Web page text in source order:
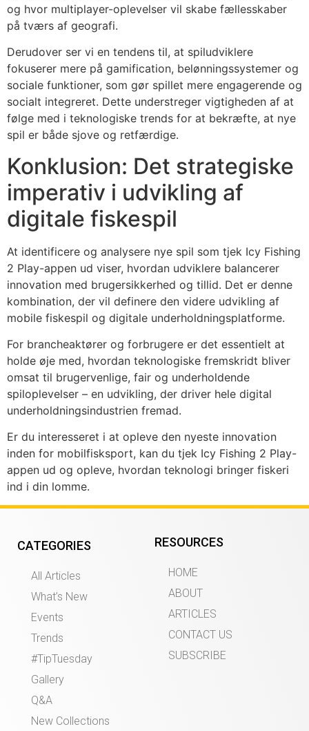
og hvor multiplayer-oplevelser vil skabe fællesskaber
på tværs af geografi.
Derudover ser vi en tendens til, at spiludviklere
fokuserer mere på gamification, belønningssystemer og
sociale funktioner, som gør spillet mere engagerende og
socialt integreret. Dette understreger vigtigheden af at
følge med i teknologiske trends for at bekræfte, at nye
spil er både sjove og retfærdige.
Konklusion: Det strategiske
imperativ i udvikling af
digitale fiskespil
At identificere og analysere nye spil som tjek Icy Fishing
2 Play-appen ud viser, hvordan udviklere balancerer
innovation med brugersikkerhed og tillid. Det er denne
kombination, der vil definere den videre udvikling af
mobile fiskespil og digitale underholdningsplatforme.
For brancheaktører og forbrugere er det essentielt at
holde øje med, hvordan teknologiske fremskridt bliver
omsat til brugervenlige, fair og underholdende
spiloplevelser – en udvikling, der driver hele digital
underholdningsindustrien fremad.
Er du interesseret i at opleve den nyeste innovation
inden for mobilfisksport, kan du tjek Icy Fishing 2 Play-
appen ud og opleve, hvordan teknologi bringer fiskeri
ind i din lomme.
CATEGORIES
All Articles
What’s New
Events
Trends
#TipTuesday
Gallery
Q&A
New Collections
RESOURCES
HOME
ABOUT
ARTICLES
CONTACT US
SUBSCRIBE